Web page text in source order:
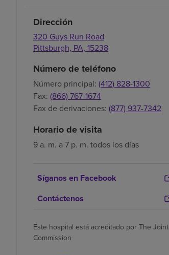
Dirección
320 Guys Run Road
Pittsburgh, PA, 15238
Número de teléfono
Número principal: (412) 828-1300
Fax: (866) 767-1674
Fax de derivaciones: (877) 937-7342
Horario de visita
9 a. m. a 7 p. m. todos los días
Síganos en Facebook
Contáctenos
Este hospital está acreditado por The Joint
Commission